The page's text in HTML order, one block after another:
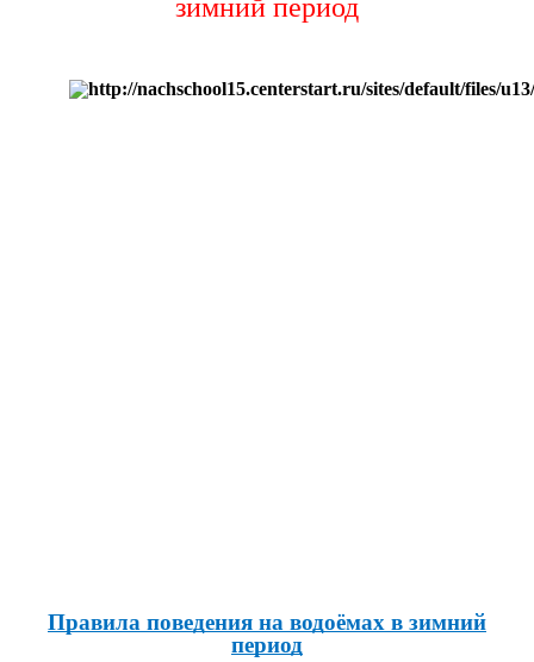
зимний период
Правила поведения на водоёмах в зимний
период